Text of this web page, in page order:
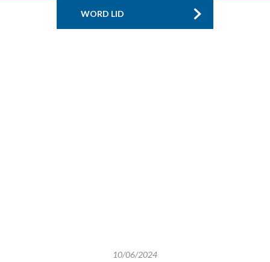
WORD LID
10/06/2024